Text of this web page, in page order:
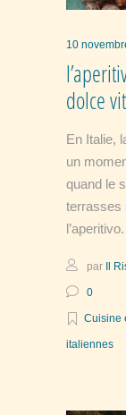
10
dolce
En Italie,
un
quand le
terrasses
l’aperitivo.
par Il
0
Cuisine
italiennes